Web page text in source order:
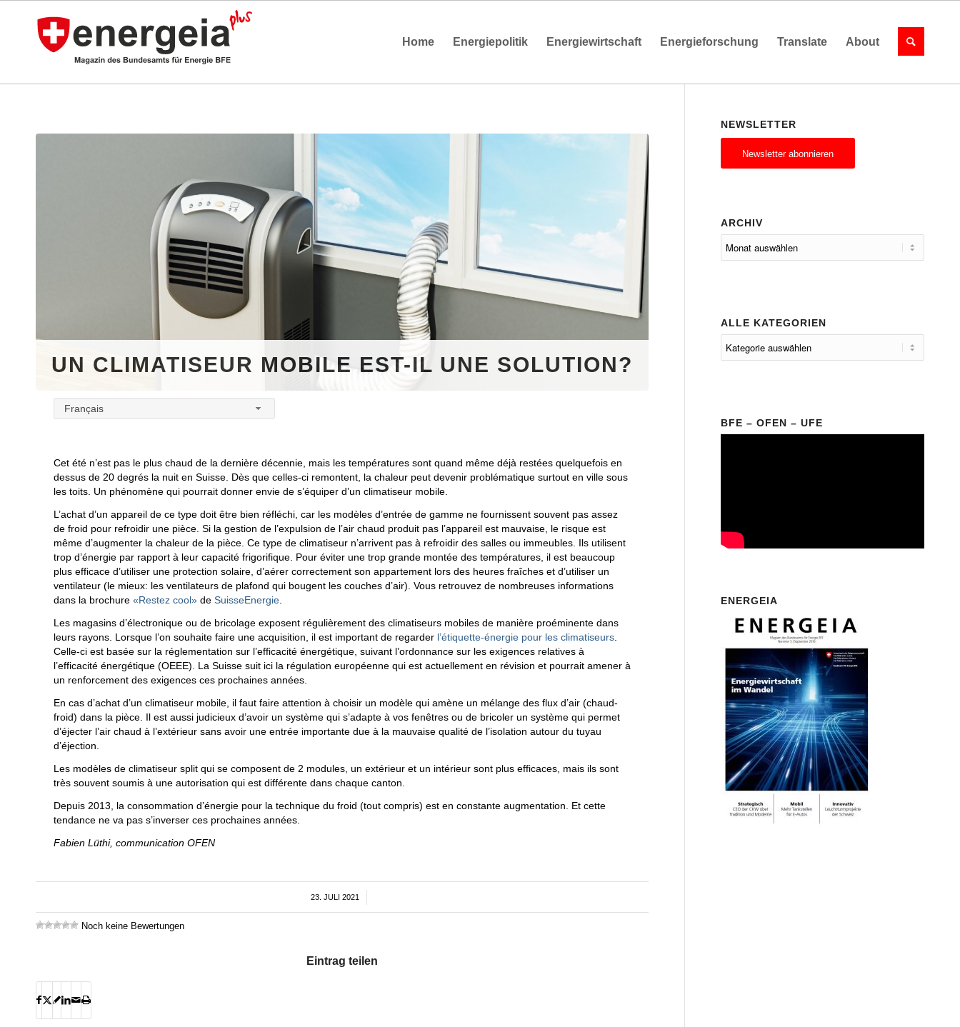
Home Energiepolitik Energiewirtschaft Energieforschung Translate About
UN CLIMATISEUR MOBILE EST-IL UNE SOLUTION?
Français
Cet été n’est pas le plus chaud de la dernière décennie, mais les températures sont quand même déjà restées quelquefois en
dessus de 20 degrés la nuit en Suisse. Dès que celles-ci remontent, la chaleur peut devenir problématique surtout en ville sous
les toits. Un phénomène qui pourrait donner envie de s’équiper d’un climatiseur mobile.
L’achat d’un appareil de ce type doit être bien réfléchi, car les modèles d’entrée de gamme ne fournissent souvent pas assez
de froid pour refroidir une pièce. Si la gestion de l’expulsion de l’air chaud produit pas l’appareil est mauvaise, le risque est
même d’augmenter la chaleur de la pièce. Ce type de climatiseur n’arrivent pas à refroidir des salles ou immeubles. Ils utilisent
trop d’énergie par rapport à leur capacité frigorifique. Pour éviter une trop grande montée des températures, il est beaucoup
plus efficace d’utiliser une protection solaire, d’aérer correctement son appartement lors des heures fraîches et d’utiliser un
ventilateur (le mieux: les ventilateurs de plafond qui bougent les couches d’air). Vous retrouvez de nombreuses informations
dans la brochure «Restez cool» de SuisseEnergie.
Les magasins d’électronique ou de bricolage exposent régulièrement des climatiseurs mobiles de manière proéminente dans
leurs rayons. Lorsque l’on souhaite faire une acquisition, il est important de regarder l’étiquette-énergie pour les climatiseurs.
Celle-ci est basée sur la réglementation sur l’efficacité énergétique, suivant l’ordonnance sur les exigences relatives à
l’efficacité énergétique (OEEE). La Suisse suit ici la régulation européenne qui est actuellement en révision et pourrait amener à
un renforcement des exigences ces prochaines années.
En cas d’achat d’un climatiseur mobile, il faut faire attention à choisir un modèle qui amène un mélange des flux d’air (chaud-
froid) dans la pièce. Il est aussi judicieux d’avoir un système qui s’adapte à vos fenêtres ou de bricoler un système qui permet
d’éjecter l’air chaud à l’extérieur sans avoir une entrée importante due à la mauvaise qualité de l’isolation autour du tuyau
d’éjection.
Les modèles de climatiseur split qui se composent de 2 modules, un extérieur et un intérieur sont plus efficaces, mais ils sont
très souvent soumis à une autorisation qui est différente dans chaque canton.
Depuis 2013, la consommation d’énergie pour la technique du froid (tout compris) est en constante augmentation. Et cette
tendance ne va pas s’inverser ces prochaines années.
Fabien Lüthi, communication OFEN
23. JULI 2021
Noch keine Bewertungen
Eintrag teilen
NEWSLETTER
Newsletter abonnieren
ARCHIV
ALLE KATEGORIEN
BFE – OFEN – UFE
ENERGEIA